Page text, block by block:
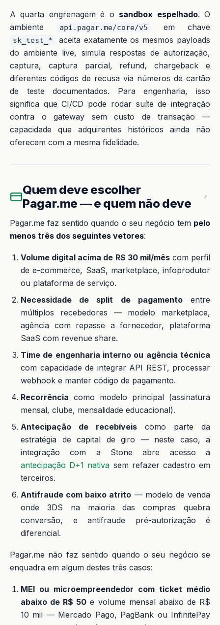
A quarta engrenagem é o sandbox espelhado. O
ambiente
api.pagar.me/core/v5 em chave
sk_test_*
aceita exatamente os mesmos payloads
do ambiente live, simula respostas de autorização,
captura, captura parcial, refund, chargeback e
diferentes códigos de recusa via números de cartão
de teste documentados. Para engenharia, isso
significa que CI/CD pode rodar suíte de integração
contra o gateway sem custo de transação —
capacidade que adquirentes históricos ainda não
oferecem com a mesma fidelidade.
Quem deve escolher
Pagar.me — e quem não deve
Pagar.me faz sentido quando o seu negócio tem pelo
menos três dos seguintes vetores:
Volume digital acima de R$ 30 mil/mêscom perfil
de e-commerce, SaaS, marketplace, infoprodutor
ou plataforma de serviço.
Necessidade de split de pagamentoentre
múltiplos recebedores — modelo marketplace,
agência com repasse a fornecedor, plataforma
SaaS com revenue share.
Time de engenharia interno ou agência técnica
com capacidade de integrar API REST, processar
webhook e manter código de pagamento.
Recorrência como modelo principal (assinatura
mensal, clube, mensalidade educacional).
Antecipação de recebíveis como parte da
estratégia de capital de giro — neste caso, a
integração com a Stone abre acesso a
antecipação D+1 nativa sem refazer cadastro em
terceiros.
Antifraude com baixo atrito — modelo de venda
onde 3DS na maioria das compras quebra
conversão, e antifraude pré-autorização é
diferencial.
Pagar.me não faz sentido quando o seu negócio se
enquadra em algum destes três casos:
MEI ou microempreendedor com ticket médio
abaixo de R$ 50 e volume mensal abaixo de R$
10 mil — Mercado Pago, PagBank ou InfinitePay